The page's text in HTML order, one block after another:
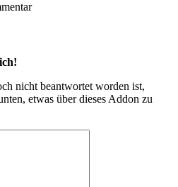
nicht beantwortet worden ist,
etwas über dieses Addon zu